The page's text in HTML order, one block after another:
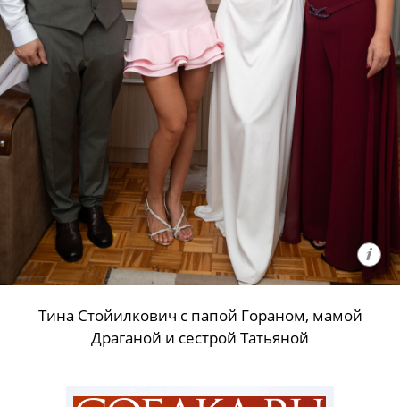
Тина Стойилкович с папой Гораном, мамой
Драганой и сестрой Татьяной